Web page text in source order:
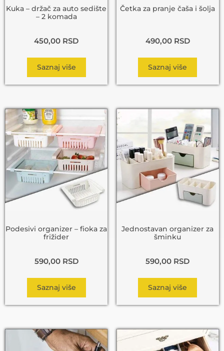
Kuka – držač za auto sedište
– 2 komada
450,00 RSD
Saznaj više
Četka za pranje čaša i šolja
490,00 RSD
Saznaj više
Podesivi organizer – fioka za
frižider
590,00 RSD
Saznaj više
Jednostavan organizer za
šminku
590,00 RSD
Saznaj više